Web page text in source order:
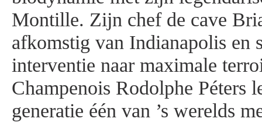
Montille. Zijn chef de cave
afkomstig van Indianapolis en
interventie naar maximale
Champenois Rodolphe Péters
generatie één van ’s werelds